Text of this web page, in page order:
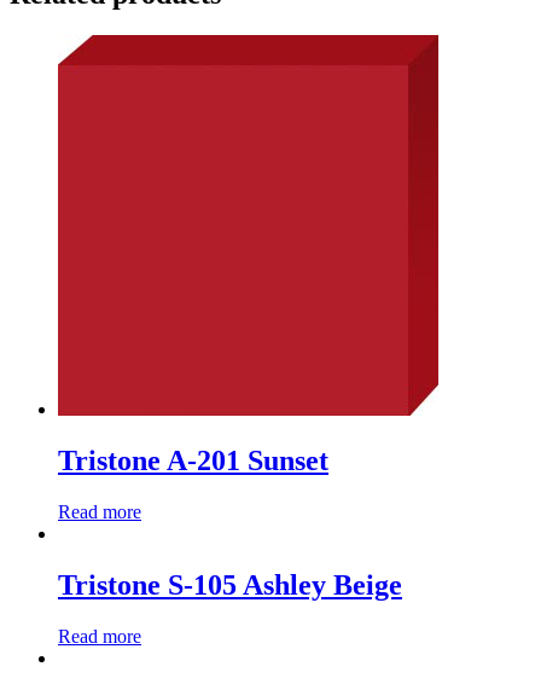
Tristone A-201 Sunset
Read more
Tristone S-105 Ashley Beige
Read more